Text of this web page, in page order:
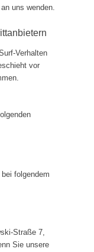
uns wenden.
Verhalten
vor
folgendem
Straße 7,
Sie unsere